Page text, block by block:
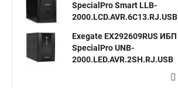
SpecialPro Smart LLB-
2000.LCD.AVR.6C13.RJ.USB
Exegate EX292609RUS ИБП
SpecialPro UNB-
2000.LED.AVR.2SH.RJ.USB